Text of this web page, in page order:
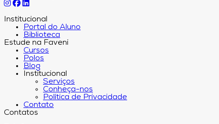
Institucional
Portal do Aluno
Biblioteca
Estude na Faveni
Cursos
Polos
Blog
Institucional
Serviços
Conheça-nos
Política de Privacidade
Contato
Contatos